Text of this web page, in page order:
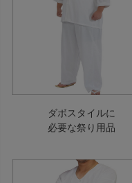
ダボスタイルに
必要な祭り用品